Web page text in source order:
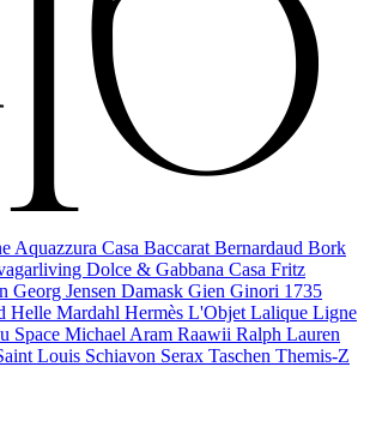
Aquazzura Casa Baccarat Bernardaud Bork
Dolce & Gabbana Casa Fritz
Georg Jensen Damask Gien Ginori 1735
Helle Mardahl Hermès L'Objet Lalique Ligne
Space Michael Aram Raawii Ralph Lauren
Louis Schiavon Serax Taschen Themis-Z